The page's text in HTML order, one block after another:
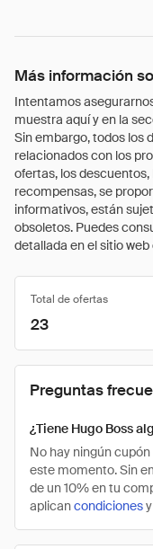
Más información
Intentamos
muestra aquí y en la
Sin embargo, todos los
relacionados con los
ofertas, los
recompensas, se
informativos, están
obsoletos. Puedes
detallada en el sitio web
Total de ofertas
23
Preguntas
¿Tiene Hugo Boss
No hay ningún
este momento. Sin
de un 10% en tu
aplicancondiciones